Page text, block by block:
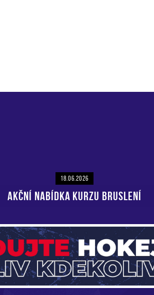
18.06.2026
AKČNÍ NABÍDKA KURZU BRUSLENÍ